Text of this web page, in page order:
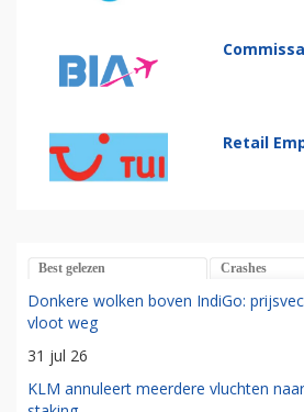
Retail
Best gelezen Crashes
Donkere wolken boven IndiGo:
vloot weg
31 jul 26
KLM annuleert meerdere vluchten